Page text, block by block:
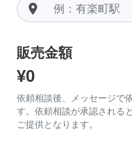
room
販売金額
¥0
依頼相談後、メッセージで
す。依頼相談が承認される
ご提供となります。